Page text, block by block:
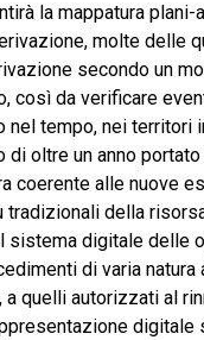
la mappatura
molte delle
secondo un
così da verificare
tempo, nei territori
oltre un anno
coerente alle nuove
della
sistema digitale
di varia
quelli autorizzati al